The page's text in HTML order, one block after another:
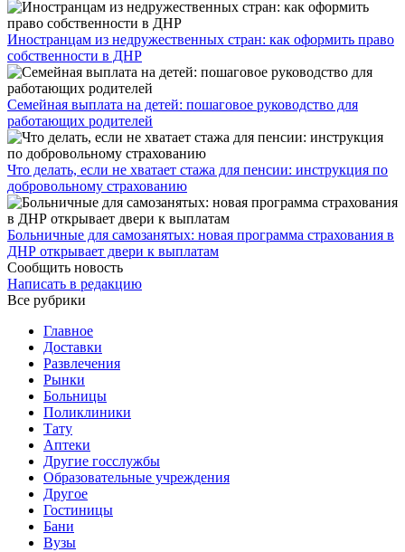
Иностранцам из недружественных стран: как оформить право
собственности в ДНР
Семейная выплата на детей: пошаговое руководство для
работающих родителей
Что делать, если не хватает стажа для пенсии: инструкция по
добровольному страхованию
Больничные для самозанятых: новая программа страхования в
ДНР открывает двери к выплатам
Сообщить новость
Написать в редакцию
Все рубрики
Главное
Доставки
Развлечения
Рынки
Больницы
Поликлиники
Тату
Аптеки
Другие госслужбы
Образовательные учреждения
Другое
Гостиницы
Бани
Вузы